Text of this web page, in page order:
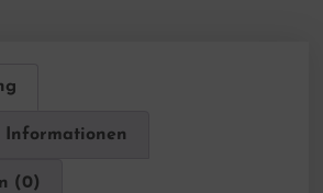
Informationen
(0)